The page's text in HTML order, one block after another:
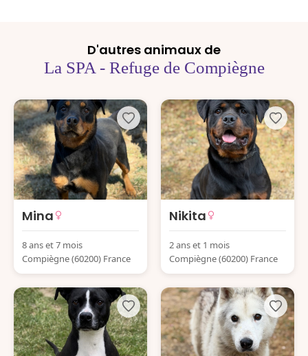
D'autres animaux de
La SPA - Refuge de Compiègne
Mina
8 ans et 7 mois
Compiègne (60200) France
Nikita
2 ans et 1 mois
Compiègne (60200) France